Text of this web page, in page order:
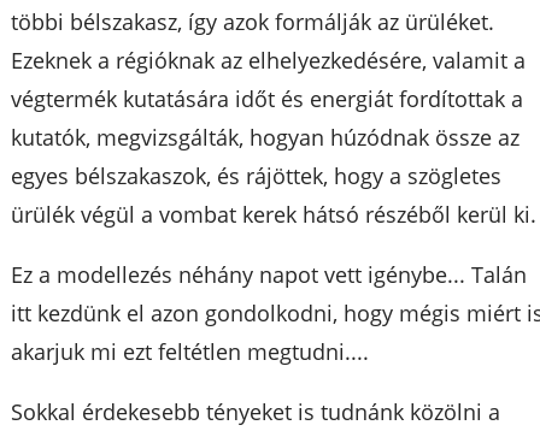
többi bélszakasz, így azok formálják az ürüléket.
Ezeknek a régióknak az elhelyezkedésére, valamit a
végtermék kutatására időt és energiát fordítottak a
kutatók, megvizsgálták, hogyan húzódnak össze az
egyes bélszakaszok, és rájöttek, hogy a szögletes
ürülék végül a vombat kerek hátsó részéből kerül ki.
Ez a modellezés néhány napot vett igénybe... Talán
itt kezdünk el azon gondolkodni, hogy mégis miért
akarjuk mi ezt feltétlen megtudni....
Sokkal érdekesebb tényeket is tudnánk közölni a